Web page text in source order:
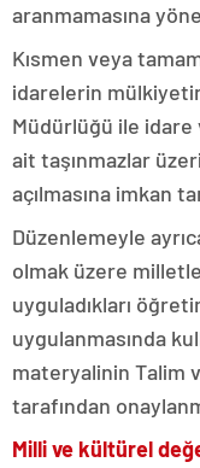
aranmamasına
Kısmen veya
idarelerin
Müdürlüğü ile
ait taşınmazlar
açılmasına imkan
Düzenlemeyle
olmak üzere
uyguladıkları
uygulanmasında
materyalinin Talim
tarafından
Milli ve kültürel